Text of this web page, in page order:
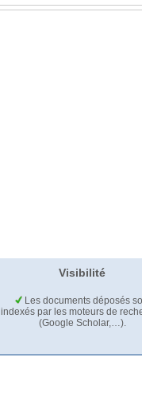
Visibilité
Les documents déposés
indexés par les moteurs de
(Google Scholar,…).